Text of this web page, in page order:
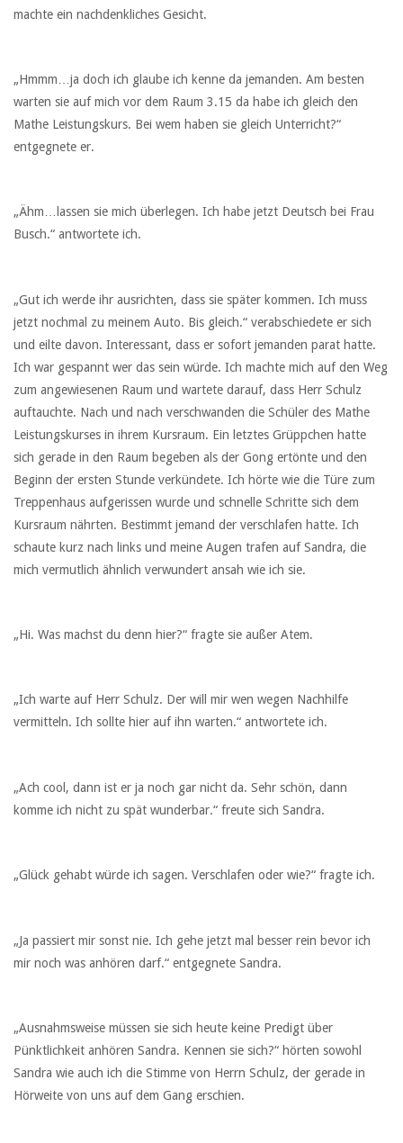
machte ein nachdenkliches Gesicht.
„Hmmm…ja doch ich glaube ich kenne da jemanden. Am besten
warten sie auf mich vor dem Raum 3.15 da habe ich gleich den
Mathe Leistungskurs. Bei wem haben sie gleich Unterricht?“
entgegnete er.
„Ähm…lassen sie mich überlegen. Ich habe jetzt Deutsch bei Frau
Busch.“ antwortete ich.
„Gut ich werde ihr ausrichten, dass sie später kommen. Ich muss
jetzt nochmal zu meinem Auto. Bis gleich.“ verabschiedete er sich
und eilte davon. Interessant, dass er sofort jemanden parat hatte.
Ich war gespannt wer das sein würde. Ich machte mich auf den Weg
zum angewiesenen Raum und wartete darauf, dass Herr Schulz
auftauchte. Nach und nach verschwanden die Schüler des Mathe
Leistungskurses in ihrem Kursraum. Ein letztes Grüppchen hatte
sich gerade in den Raum begeben als der Gong ertönte und den
Beginn der ersten Stunde verkündete. Ich hörte wie die Türe zum
Treppenhaus aufgerissen wurde und schnelle Schritte sich dem
Kursraum nährten. Bestimmt jemand der verschlafen hatte. Ich
schaute kurz nach links und meine Augen trafen auf Sandra, die
mich vermutlich ähnlich verwundert ansah wie ich sie.
„Hi. Was machst du denn hier?“ fragte sie außer Atem.
„Ich warte auf Herr Schulz. Der will mir wen wegen Nachhilfe
vermitteln. Ich sollte hier auf ihn warten.“ antwortete ich.
„Ach cool, dann ist er ja noch gar nicht da. Sehr schön, dann
komme ich nicht zu spät wunderbar.“ freute sich Sandra.
„Glück gehabt würde ich sagen. Verschlafen oder wie?“ fragte ich.
„Ja passiert mir sonst nie. Ich gehe jetzt mal besser rein bevor ich
mir noch was anhören darf.“ entgegnete Sandra.
„Ausnahmsweise müssen sie sich heute keine Predigt über
Pünktlichkeit anhören Sandra. Kennen sie sich?“ hörten sowohl
Sandra wie auch ich die Stimme von Herrn Schulz, der gerade in
Hörweite von uns auf dem Gang erschien.